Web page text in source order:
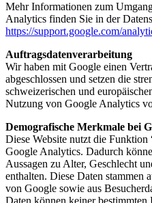
Mehr Informationen zum
Analytics finden Sie in der
https://support.google.com/
Auftragsdatenverarbeitung
Wir haben mit Google einen
abgeschlossen und setzen die
schweizerischen und
Nutzung von Google Analytics
Demografische Merkmale bei
Diese Website nutzt die
Google Analytics. Dadurch
Aussagen zu Alter, Geschlecht
enthalten. Diese Daten stammen
von Google sowie aus
Daten können keiner bestimmten